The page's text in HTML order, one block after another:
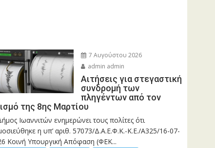
7 Αυγούστου 2026
admin admin
Αιτήσεις για στεγαστική
συνδρομή των
πληγέντων από τον
της 8ης Μαρτίου
Ιωαννιτών ενημερώνει τους πολίτες ότι
η υπ’ αριθ. 57073/Δ.Α.Ε.Φ.Κ.-Κ.Ε./Α325/16-07-
Κοινή Υπουργική Απόφαση (ΦΕΚ...